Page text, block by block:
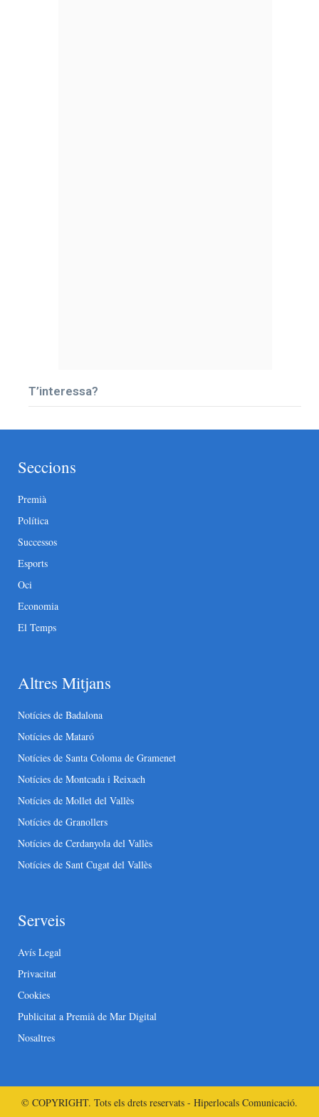
T’interessa?
Seccions
Premià
Política
Successos
Esports
Oci
Economia
El Temps
Altres Mitjans
Notícies de Badalona
Notícies de Mataró
Notícies de Santa Coloma de Gramenet
Notícies de Montcada i Reixach
Notícies de Mollet del Vallès
Notícies de Granollers
Notícies de Cerdanyola del Vallès
Notícies de Sant Cugat del Vallès
Serveis
Avís Legal
Privacitat
Cookies
Publicitat a Premià de Mar Digital
Nosaltres
© COPYRIGHT. Tots els drets reservats - Hiperlocals Comunicació.